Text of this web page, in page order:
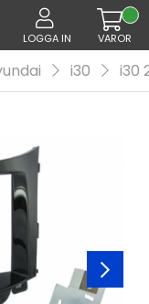
LOGGA IN VAROR
i30 i30